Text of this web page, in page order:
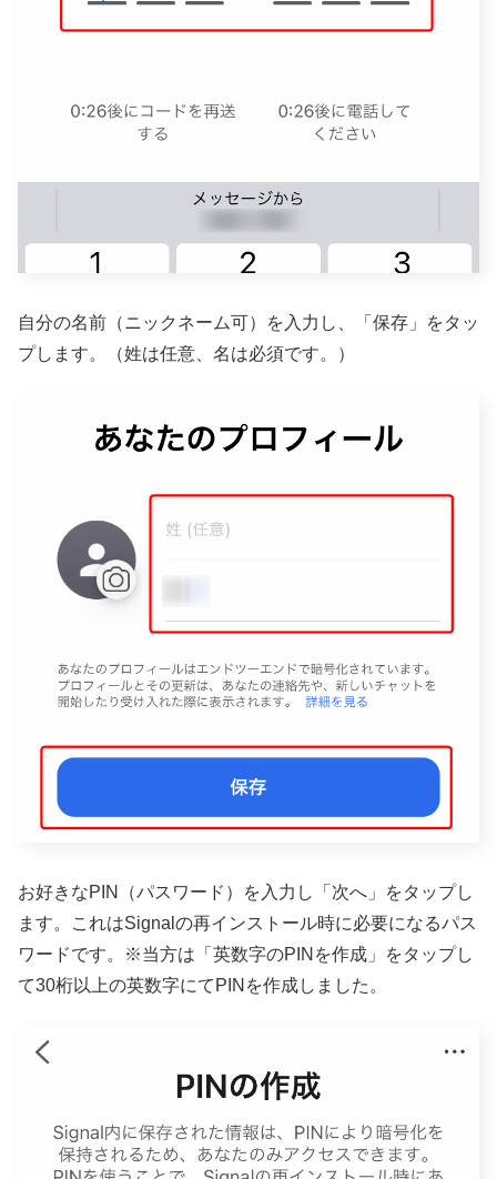
自分の名前（ニックネーム可）を入力し、「保存」をタッ
プします。（姓は任意、名は必須です。）
お好きなPIN（パスワード）を入力し「次へ」をタップし
ます。これはSignalの再インストール時に必要になるパス
ワードです。※当方は「英数字のPINを作成」をタップし
て30桁以上の英数字にてPINを作成しました。